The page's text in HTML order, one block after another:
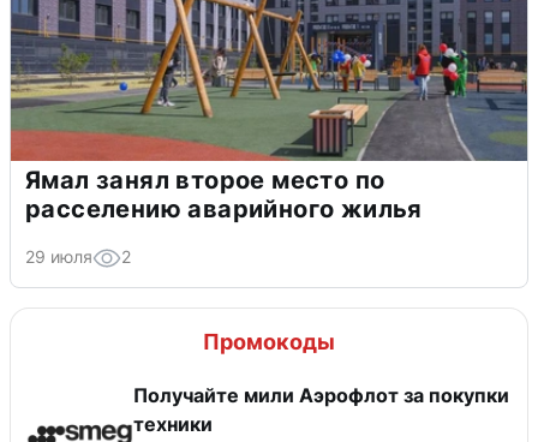
Ямал занял второе место по
расселению аварийного жилья
29 июля 2
Промокоды
Получайте мили Аэрофлот за покупки
техники